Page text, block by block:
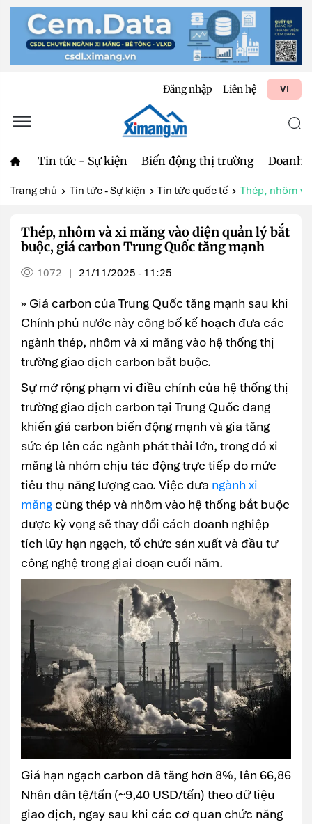
Đăng nhập Liên hệ VI
Tin tức - Sự kiện Biến động thị trường Doanh
Trang chủ Tin tức - Sự kiện Tin tức quốc tế Thép, nhôm
Thép, nhôm và xi măng vào diện quản lý bắt
buộc, giá carbon Trung Quốc tăng mạnh
1072 | 21/11/2025 - 11:25
» Giá carbon của Trung Quốc tăng mạnh sau khi
Chính phủ nước này công bố kế hoạch đưa các
ngành thép, nhôm và xi măng vào hệ thống thị
trường giao dịch carbon bắt buộc.
Sự mở rộng phạm vi điều chỉnh của hệ thống thị
trường giao dịch carbon tại Trung Quốc đang
khiến giá carbon biến động mạnh và gia tăng
sức ép lên các ngành phát thải lớn, trong đó xi
măng là nhóm chịu tác động trực tiếp do mức
tiêu thụ năng lượng cao. Việc đưa ngành xi
măng cùng thép và nhôm vào hệ thống bắt buộc
được kỳ vọng sẽ thay đổi cách doanh nghiệp
tích lũy hạn ngạch, tổ chức sản xuất và đầu tư
công nghệ trong giai đoạn cuối năm.
Giá hạn ngạch carbon đã tăng hơn 8%, lên 66,86
Nhân dân tệ/tấn (~9,40 USD/tấn) theo dữ liệu
giao dịch, ngay sau khi các cơ quan chức năng